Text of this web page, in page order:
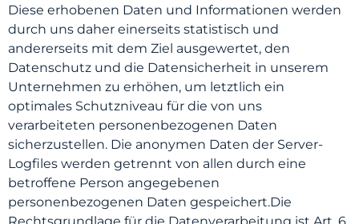
Diese erhobenen Daten und Informationen werden
durch uns daher einerseits statistisch und
andererseits mit dem Ziel ausgewertet, den
Datenschutz und die Datensicherheit in unserem
Unternehmen zu erhöhen, um letztlich ein
optimales Schutzniveau für die von uns
verarbeiteten personenbezogenen Daten
sicherzustellen. Die anonymen Daten der Server-
Logfiles werden getrennt von allen durch eine
betroffene Person angegebenen
personenbezogenen Daten gespeichert.Die